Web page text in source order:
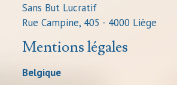
Sans But Lucratif
Rue Campine, 405 - 4000 Liège
Mentions légales
Belgique